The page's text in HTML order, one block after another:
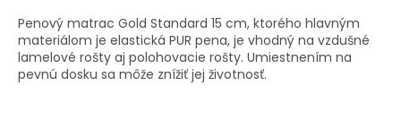
Penový matrac Gold Standard 15 cm, ktorého hlavným
materiálom je elastická PUR pena, je vhodný na vzdušné
lamelové rošty aj polohovacie rošty. Umiestnením na
pevnú dosku sa môže znížiť jej životnosť.